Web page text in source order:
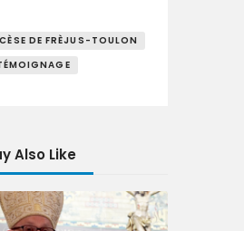
DE FRÈJUS-TOULON
Also Like